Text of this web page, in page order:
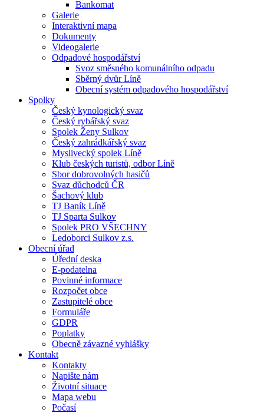
Bankomat
Galerie
Interaktivní mapa
Dokumenty
Videogalerie
Odpadové hospodářství
Svoz směsného komunálního odpadu
Sběrný dvůr Líně
Obecní systém odpadového hospodářství
Spolky
Český kynologický svaz
Český rybářský svaz
Spolek Ženy Sulkov
Český zahrádkářský svaz
Myslivecký spolek Líně
Klub českých turistů, odbor Líně
Sbor dobrovolných hasičů
Svaz důchodců ČR
Šachový klub
TJ Baník Líně
TJ Sparta Sulkov
Spolek PRO VŠECHNY
Ledoborci Sulkov z.s.
Obecní úřad
Úřední deska
E-podatelna
Povinné informace
Rozpočet obce
Zastupitelé obce
Formuláře
GDPR
Poplatky
Obecně závazné vyhlášky
Kontakt
Kontakty
Napište nám
Životní situace
Mapa webu
Počasí